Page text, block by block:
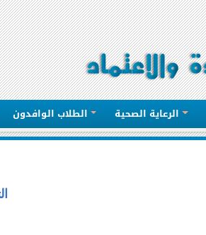
الرعاية الصحية الطلاب الوافدون